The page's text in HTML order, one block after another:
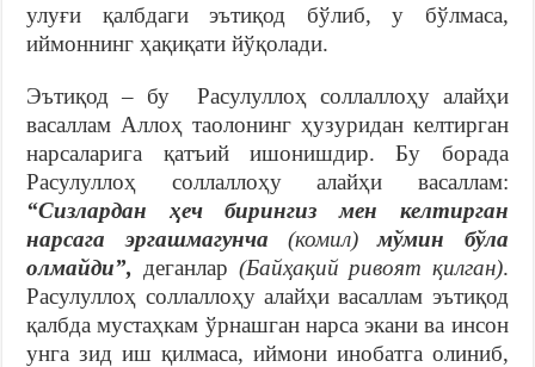
улуғи қалбдаги эътиқод бўлиб, у бўлмаса,
иймоннинг ҳақиқати йўқолади.
Эътиқод – бу Расулуллоҳ соллаллоҳу алайҳи
васаллам Аллоҳ таолонинг ҳузуридан келтирган
нарсаларига қатъий ишонишдир. Бу борада
Расулуллоҳ соллаллоҳу алайҳи васаллам:
“Сизлардан ҳеч бирингиз мен келтирган
нарсага эргашмагунча (комил) мўмин бўла
олмайди”, деганлар (Байҳақий ривоят қилган).
Расулуллоҳ соллаллоҳу алайҳи васаллам эътиқод
қалбда мустаҳкам ўрнашган нарса экани ва инсон
унга зид иш қилмаса, иймони инобатга олиниб,